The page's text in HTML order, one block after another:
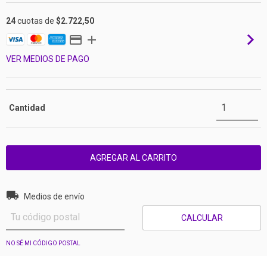
24cuotas de $2.722,50
VER MEDIOS DE PAGO
Cantidad
Entregas para el CP:
Medios de envío
CALCULAR
NO SÉ MI CÓDIGO POSTAL